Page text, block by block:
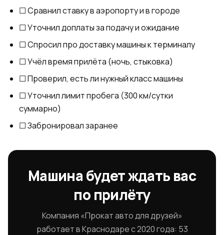
☐ Сравнил ставку в аэропорту и в городе
☐ Уточнил доплаты за подачу и ожидание
☐ Спросил про доставку машины к терминалу
☐ Учёл время прилёта (ночь, стыковка)
☐ Проверил, есть ли нужный класс машины
☐ Уточнил лимит пробега (300 км/сутки
суммарно)
☐ Забронировал заранее
Машина будет ждать вас
по прилёту
Компания «Прокат авто для друзей»
работает в Краснодаре с 2020 года: 53